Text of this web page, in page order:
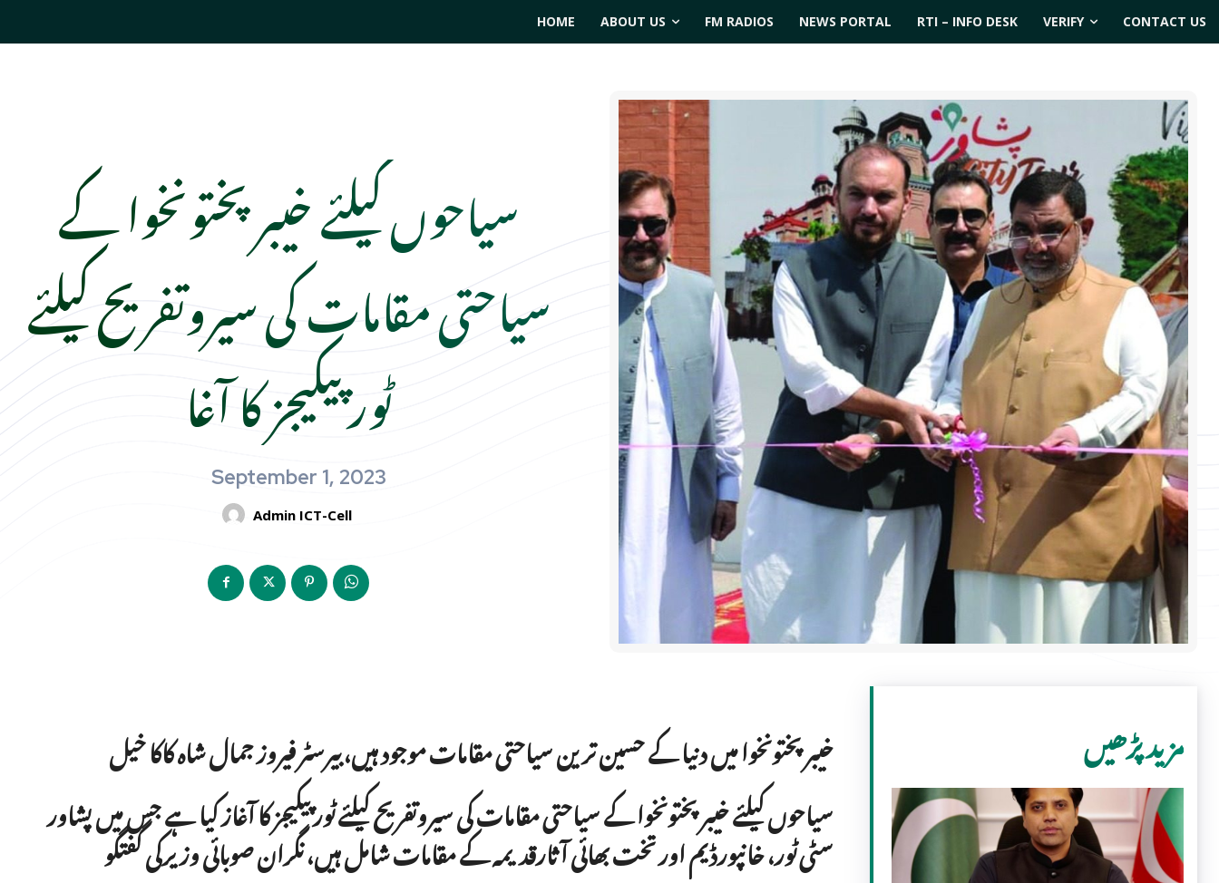
HOME ABOUT US FM RADIOS NEWS PORTAL RTI – INFO DESK VERIFY CONTACT US
سیاحوں کیلئے خیبرپختونخوا کے
سیاحتی مقامات کی سیروتفریح کیلئے
ٹور پیکیجز کا آغا
September 1, 2023
Admin ICT-Cell
خیبرپختونخوا میں دنیا کے حسین ترین سیاحتی مقامات موجود ہیں، بیرسٹر فیروز جمال شاہ کاکا خیل
سیاحوں کیلئے خیبرپختونخوا کے سیاحتی مقامات کی سیروتفریح کیلئے ٹور پیکیجز کا آغاز کیا ہے جس میں پشاور
سٹی ٹور، خانپورڈیم اور تخت بھائی آثارقدیمہ کے مقامات شامل ہیں، نگران صوبائی وزیرکی گفتگو
مزید پڑھیں